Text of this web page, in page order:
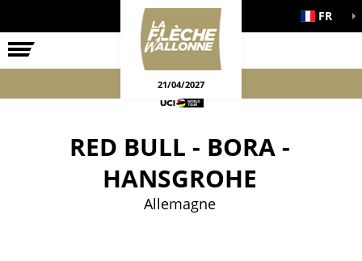
COURSE
OFFICIELS FR
21/04/2027
RED BULL - BORA -
HANSGROHE
Allemagne